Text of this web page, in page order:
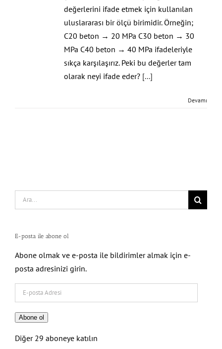
değerlerini ifade etmek için kullanılan
uluslararası bir ölçü birimidir. Örneğin;
C20 beton → 20 MPa C30 beton → 30
MPa C40 beton → 40 MPa ifadeleriyle
sıkça karşılaşırız. Peki bu değerler tam
olarak neyi ifade eder? [...]
Devamı
Search
for:
E-posta ile abone ol
Abone olmak ve e-posta ile bildirimler almak için e-
posta adresinizi girin.
posta
Adresi
Abone ol
Diğer 29 aboneye katılın